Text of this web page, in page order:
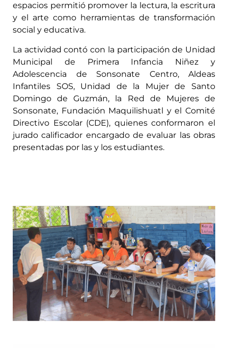
espacios permitió promover la lectura, la escritura
y el arte como herramientas de transformación
social y educativa.
La actividad contó con la participación de Unidad
Municipal de Primera Infancia Niñez y
Adolescencia de Sonsonate Centro, Aldeas
Infantiles SOS, Unidad de la Mujer de Santo
Domingo de Guzmán, la Red de Mujeres de
Sonsonate, Fundación Maquilishuatl y el Comité
Directivo Escolar (CDE), quienes conformaron el
jurado calificador encargado de evaluar las obras
presentadas por las y los estudiantes.